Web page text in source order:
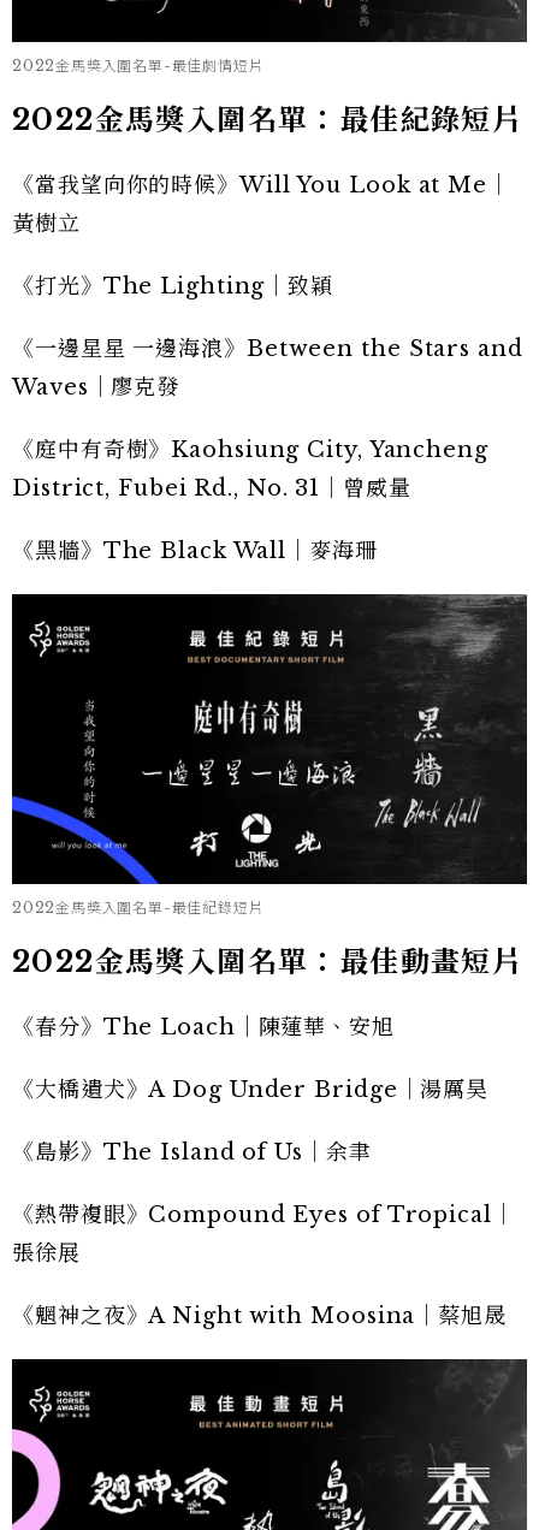
2022金馬獎入圍名單-最佳劇情短片
2022金馬獎入圍名單：最佳紀錄短片
《當我望向你的時候》Will You Look at Me｜
黃樹立
《打光》The Lighting｜致穎
《一邊星星 一邊海浪》Between the Stars and
Waves｜廖克發
《庭中有奇樹》Kaohsiung City, Yancheng
District, Fubei Rd., No. 31｜曾威量
《黑牆》The Black Wall｜麥海珊
2022金馬獎入圍名單-最佳紀錄短片
2022金馬獎入圍名單：最佳動畫短片
《春分》The Loach｜陳蓮華、安旭
《大橋遺犬》A Dog Under Bridge｜湯厲昊
《島影》The Island of Us｜余聿
《熱帶複眼》Compound Eyes of Tropical｜
張徐展
《魍神之夜》A Night with Moosina｜蔡旭晟